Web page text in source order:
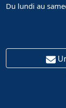
Du lundi au